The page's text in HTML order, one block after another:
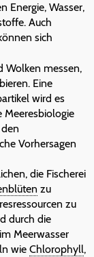
Energie, Wasser,
Auch
sich
Wolken messen,
Eine
wird es
Meeresbiologie
Vorhersagen
die Fischerei
zu
zu
durch die
Meerwasser
wie Chlorophyll,